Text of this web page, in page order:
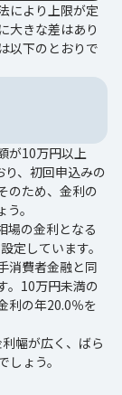
により上限が定
大きな差はあり
以下のとおりで
が10万円以上
、初回申込みの
のため、金利の
。
場の金利となる
定しています。
消費者金融と同
。10万円未満の
利の年20.0％を
幅が広く、ばら
ょう。